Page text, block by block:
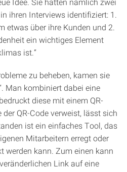
ihren Interviews identifiziert: 1.
etwas über ihre Kunden und 2.
ein wichtiges Element
ist.“
zu beheben, kamen sie
Man kombiniert dabei eine
diese mit einem QR-
der QR-Code verweist, lässt sich
ist ein einfaches Tool, das
Mitarbeitern erregt oder
werden kann. Zum einen kann
Link auf eine